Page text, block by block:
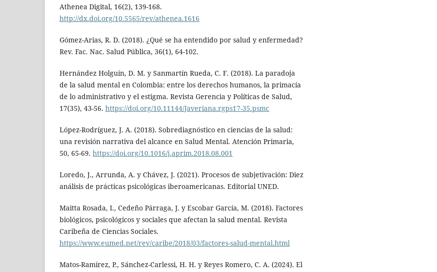
Athenea Digital, 16(2), 139-168.
http://dx.doi.org/10.5565/rev/athenea.1616
Gómez-Arias, R. D. (2018). ¿Qué se ha entendido por salud y enfermedad?
Rev. Fac. Nac. Salud Pública, 36(1), 64-102.
Hernández Holguín, D. M. y Sanmartín Rueda, C. F. (2018). La paradoja
de la salud mental en Colombia: entre los derechos humanos, la primacía
de lo administrativo y el estigma. Revista Gerencia y Políticas de Salud,
17(35), 43-56. https://doi.org/10.11144/Javeriana.rgps17-35.psmc
López-Rodríguez, J. A. (2018). Sobrediagnóstico en ciencias de la salud:
una revisión narrativa del alcance en Salud Mental. Atención Primaria,
50, 65-69. https://doi.org/10.1016/j.aprim.2018.08.001
Loredo, J., Arrunda, A. y Chávez, J. (2021). Procesos de subjetivación: Diez
análisis de prácticas psicológicas iberoamericanas. Editorial UNED.
Maitta Rosada, I., Cedeño Párraga, J. y Escobar García, M. (2018). Factores
biológicos, psicológicos y sociales que afectan la salud mental. Revista
Caribeña de Ciencias Sociales.
https://www.eumed.net/rev/caribe/2018/03/factores-salud-mental.html
Matos-Ramírez, P., Sánchez-Carlessi, H. H. y Reyes Romero, C. A. (2024). El